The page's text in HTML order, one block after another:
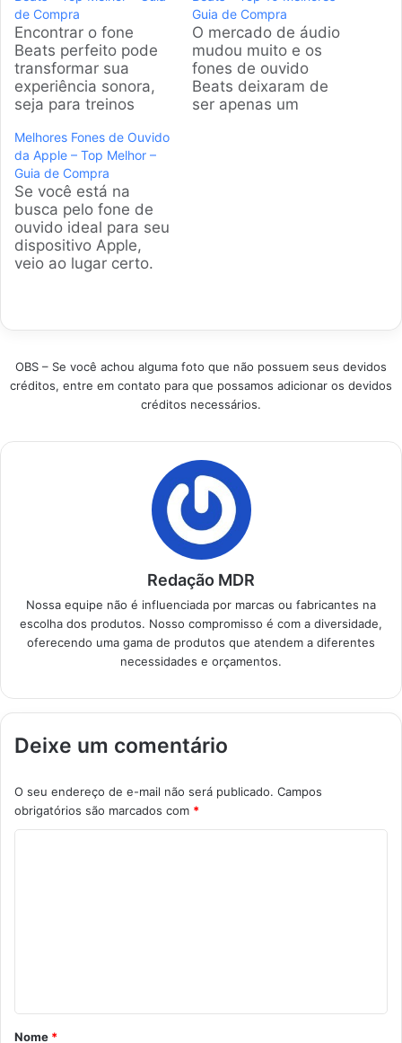
de Compra
Encontrar o fone
Beats perfeito pode
transformar sua
experiência sonora,
seja para treinos
concentrar no
trabalho. Este guia
detalhado analisa os
modelos mais
populares disponíveis
no Brasil, ajudando
você a decidir qual se
adapta melhor.
Guia de Compra
O mercado de áudio
mudou muito e os
fones de ouvido
Beats deixaram de
ser apenas um
Melhores Fones de Ouvido
da Apple – Top Melhor –
Guia de Compra
Se você está na
busca pelo fone de
ouvido ideal para seu
dispositivo Apple,
veio ao lugar certo.
ajudar você a decidir
melhor no seu dia a
dia, seja para
Destaque Como
OBS – Se você achou alguma foto que não possuem seus devidos
créditos, entre em contato para que possamos adicionar os devidos
créditos necessários.
Redação MDR
Nossa equipe não é influenciada por marcas ou fabricantes na
escolha dos produtos. Nosso compromisso é com a diversidade,
oferecendo uma gama de produtos que atendem a diferentes
necessidades e orçamentos.
Deixe um comentário
O seu endereço de e-mail não será publicado. Campos
obrigatórios são marcados com *
rNome *